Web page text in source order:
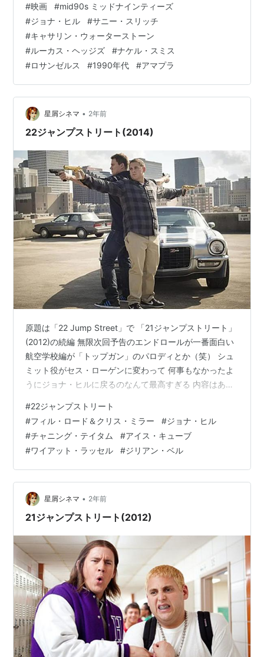
チ、キャサリン・ウォーターストーン、ルーカス・ヘッ
ジズ、ナケル・スミス他。 www.transformer.co.jp 以
下、あらすじ。（参照 Filmarks） 1990年代半ばのロサ
ンゼルス。13歳のスティーヴィーは兄のイアン、母のダ
ブニーと暮らしている。小柄なスティーヴィーは力…
#映画 #mid90s ミッドナインティーズ
#ジョナ・ヒル #サニー・スリッチ
#キャサリン・ウォーターストーン
#ルーカス・ヘッジズ #ナケル・スミス
#ロサンゼルス #1990年代 #アマプラ
星屑シネマ • 2年前
22ジャンプストリート(2014)
原題は「22 Jump Street」で 「21ジャンプストリート」
(2012)の続編 無限次回予告のエンドロールが一番面白い
航空学校編が「トップガン」のパロディとか（笑） シュ
ミット役がセス・ローゲンに変わって 何事もなかったよ
うにジョナ・ヒルに戻るのなんて最高すぎる 内容はあい
ズ」や「スパイダーマン」へのリスペクトも フィル・ロ
ード＆クリス・ミラーの のちの「アン・ソロ」 や「スパ
イダーマン:スパイダーバース」の 製作に繋がったのかと
思うと夢がありますね オープニングはイケてるカーアク
ション風（笑） 囮捜査で麻薬取引の現場に乗り込む シ…
#22ジャンプストリート
#フィル・ロード＆クリス・ミラー #ジョナ・ヒル
#チャニング・テイタム #アイス・キューブ
#ワイアット・ラッセル #ジリアン・ベル
星屑シネマ • 2年前
21ジャンプストリート(2012)